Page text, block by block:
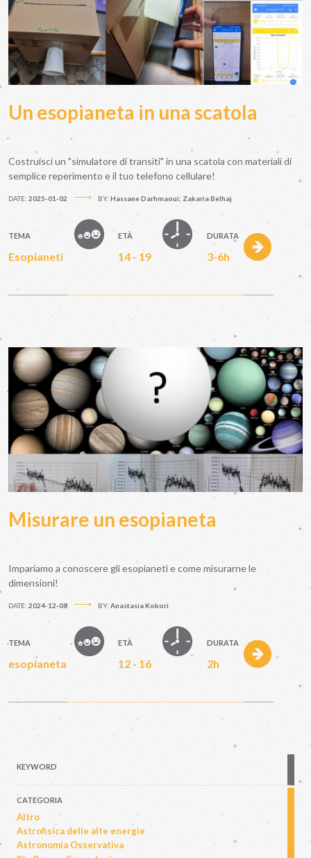
Un esopianeta in una scatola
Costruisci un "simulatore di transiti" in una scatola con materiali di
semplice reperimento e il tuo telefono cellulare!
DATE: 2025-01-02 BY: Hassane Darhmaoui; Zakaria Belhaj
TEMA
Esopianeti
ETÀ
14 - 19
DURATA
3-6h
Misurare un esopianeta
Impariamo a conoscere gli esopianeti e come misurarne le
dimensioni!
DATE: 2024-12-08 BY: Anastasia Kokori
TEMA
esopianeta
ETÀ
12 - 16
DURATA
2h
KEYWORD
CATEGORIA
Altro
Astrofisica delle alte energie
Astronomia Osservativa